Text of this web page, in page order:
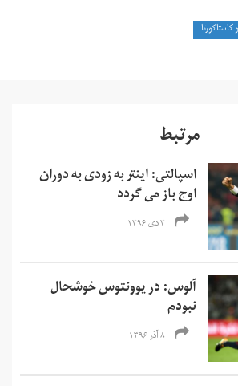
کاستاکورتا
مرتبط
اسپالتی: اینتر به زودی به دوران
اوج باز می گردد
۳ دی ۱۳۹۶
آلوس: در یوونتوس خوشحال
نبودم
۸ آذر ۱۳۹۶